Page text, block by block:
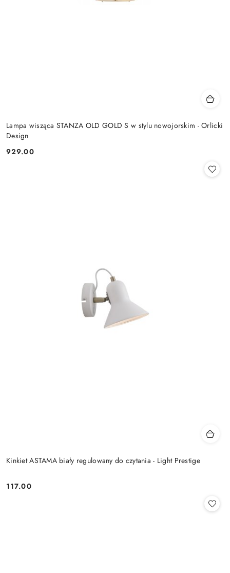
Lampa wisząca STANZA OLD GOLD S w stylu nowojorskim - Orlicki
Design
Cena:
929.00
Kinkiet ASTAMA biały regulowany do czytania - Light Prestige
Cena:
117.00